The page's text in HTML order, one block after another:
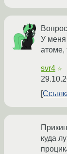
У меня
атоме,
svr4 ☆
куда